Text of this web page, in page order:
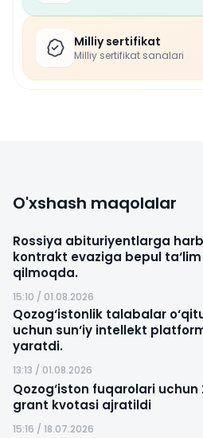
Milliy sertifikat
Milliy sertifikat sanalari
O'xshash maqolalar
Rossiya abituriyentlarga
kontrakt evaziga bepul
qilmoqda.
15:10 / 01.08.2026
Qozog‘istonlik talabalar
uchun sun‘iy intellekt
yaratdi.
13:13 / 01.08.2026
Qozog‘iston fuqarolari uchun
grant kvotasi ajratildi
15:16 / 18.07.2026